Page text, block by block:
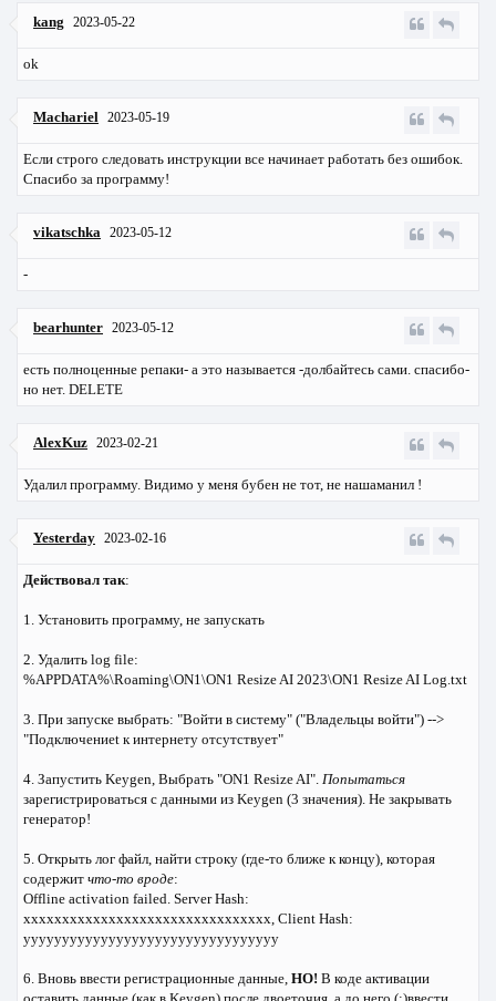
kang 2023-05-22
ok
Machariel 2023-05-19
Если строго следовать инструкции все начинает работать без ошибок.
Спасибо за программу!
vikatschka 2023-05-12
-
bearhunter 2023-05-12
есть полноценные репаки- а это называется -долбайтесь сами. спасибо-
но нет. DELETE
AlexKuz 2023-02-21
Удалил программу. Видимо у меня бубен не тот, не нашаманил !
Yesterday 2023-02-16
Действовал так:
1. Установить программу, не запускать
2. Удалить log file:
%APPDATA%\Roaming\ON1\ON1 Resize AI 2023\ON1 Resize AI Log.txt
3. При запуске выбрать: "Войти в систему" ("Владельцы войти") -->
"Подключениеt к интернету отсутствует"
4. Запустить Keygen, Выбрать "ON1 Resize AI". Попытаться
зарегистрироваться с данными из Keygen (3 значения). Не закрывать
генератор!
5. Открыть лог файл, найти строку (где-то ближе к концу), которая
содержит что-то вроде:
Offline activation failed. Server Hash:
xxxxxxxxxxxxxxxxxxxxxxxxxxxxxxxx, Client Hash:
yyyyyyyyyyyyyyyyyyyyyyyyyyyyyyyyy
6. Вновь ввести регистрационные данные, НО! В коде активации